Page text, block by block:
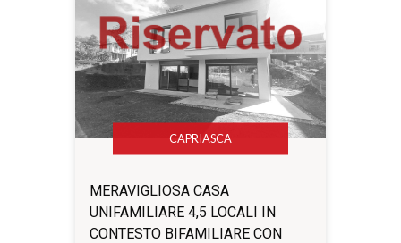
CAPRIASCA
MERAVIGLIOSA CASA
UNIFAMILIARE 4,5 LOCALI IN
CONTESTO BIFAMILIARE CON